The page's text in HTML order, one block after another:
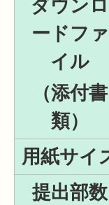
ダウンロ
ードファ
イル
（添付書
類）
用紙サイ
提出部数